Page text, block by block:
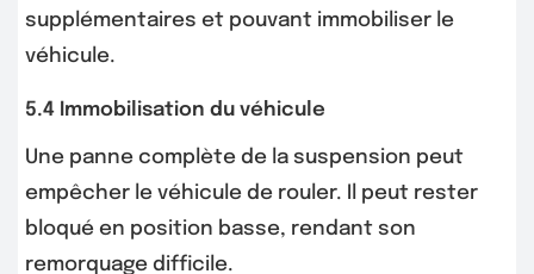
supplémentaires et pouvant immobiliser le
véhicule.
5.4 Immobilisation du véhicule
Une panne complète de la suspension peut
empêcher le véhicule de rouler. Il peut rester
bloqué en position basse, rendant son
remorquage difficile.